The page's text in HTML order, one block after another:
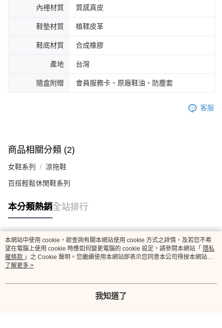
內裡材質 質感真皮
鞋墊材質 植鞣皮革
鞋底材質 合成橡膠
產地 台灣
隨盒附贈 會員服務卡、原廠鞋油、防塵套
客服
商品相關分類 (2)
女鞋系列 涼拖鞋
百搭輕鬆休閒鞋系列
本分類熱銷全站排行
熱門標籤
本網站中使用 cookie，欲查詢有關本網站使用 cookie 方式之詳情，及若您不希
望在電腦上使用 cookie 時應如何變更電腦的 cookie 設定，請參閱本網站「 隱私
權條款 」之 Cookie 聲明。您繼續使用本網站即表示您同意本公司得按本網站使
用條款之 Cookie 聲明使用 cookie。
了解更多 >
我知道了